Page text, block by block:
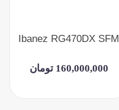
Ibanez RG470DX SFM
160,000,000 تومان